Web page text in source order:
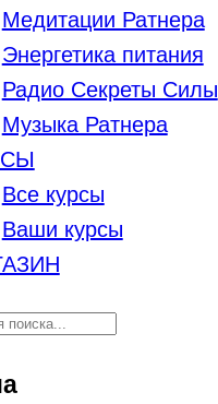
Медитации Ратнера
Энергетика питания
Радио Секреты Силы
Музыка Ратнера
Все курсы
Ваши курсы